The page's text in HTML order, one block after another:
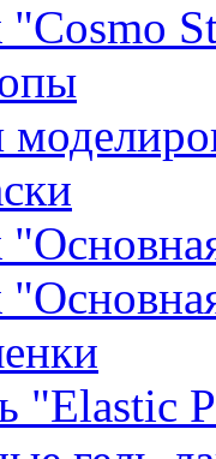
"Cosmo
"Elastic